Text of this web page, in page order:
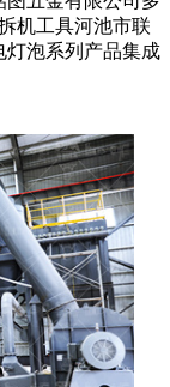
机工具河池市联
灯泡系列产品集成